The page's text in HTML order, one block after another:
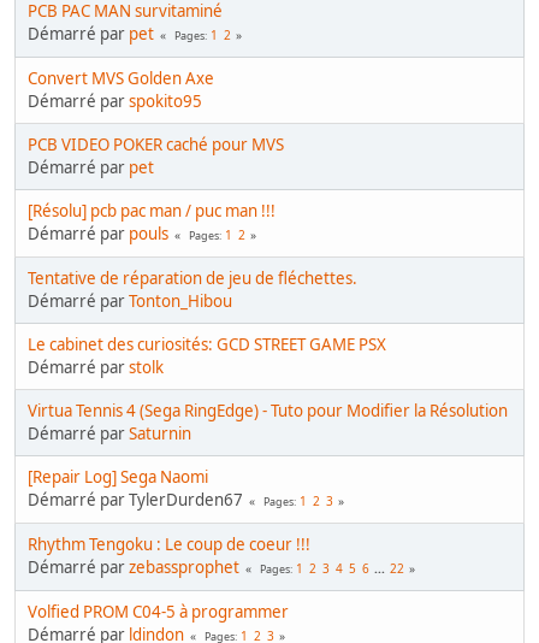
PCB PAC MAN survitaminé
Démarré par pet Pages 1 2
Convert MVS Golden Axe
Démarré parspokito95
PCB VIDEO POKER caché pour MVS
Démarré par pet
[Résolu] pcb pac man / puc man !!!
Démarré par pouls Pages 1 2
Tentative de réparation de jeu de fléchettes.
Démarré parTonton_Hibou
Le cabinet des curiosités: GCD STREET GAME PSX
Démarré parstolk
Virtua Tennis 4 (Sega RingEdge) - Tuto pour Modifier la Résolution
Démarré parSaturnin
[Repair Log] Sega Naomi
Démarré par TylerDurden67
Pages 1 2 3
Rhythm Tengoku : Le coup de coeur !!!
Démarré parzebassprophet Pages 1 2 3 4 5 6 ... 22
Volfied PROM C04-5 à programmer
Démarré par ldindon Pages 1 2 3